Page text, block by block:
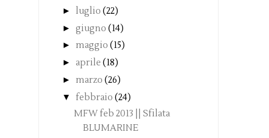
► luglio (22)
► giugno (14)
► maggio (15)
► aprile (18)
► marzo (26)
▼ febbraio (24)
MFW feb 2013 || Sfilata
BLUMARINE